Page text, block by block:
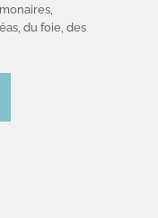
du foie, des